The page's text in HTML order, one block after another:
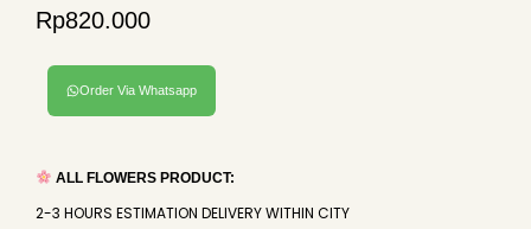
Rp820.000
Order Via Whatsapp
ALL FLOWERS PRODUCT:
2-3 HOURS ESTIMATION DELIVERY WITHIN CITY